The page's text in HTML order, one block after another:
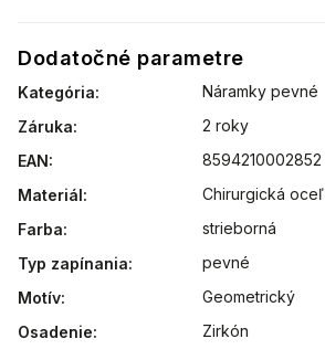
Dodatočné parametre
Kategória:
Náramky pevné
Záruka:
2 roky
EAN:
8594210002852
Materiál:
Chirurgická oceľ
Farba:
strieborná
Typ zapínania:
pevné
Motív:
Geometrický
Osadenie: Zirkón